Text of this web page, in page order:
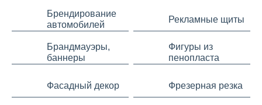
Брендирование
автомобилей
Рекламные щиты
Брандмауэры,
баннеры
Фигуры из
пенопласта
Фасадный декор Фрезерная резка